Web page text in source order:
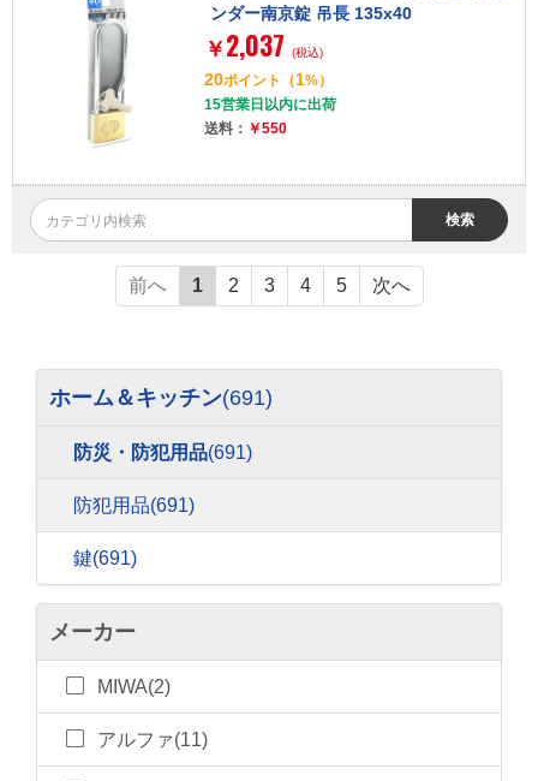
ンダー南京錠 吊長 135x40
￥ 2,037 (税込)
20ポイント （1%）
15営業日以内に出荷
送料： ￥550
検索
前へ 1 2 3 4 5 次へ
ホーム＆キッチン(691)
防災・防犯用品(691)
防犯用品(691)
鍵(691)
メーカー
MIWA(2)
アルファ(11)